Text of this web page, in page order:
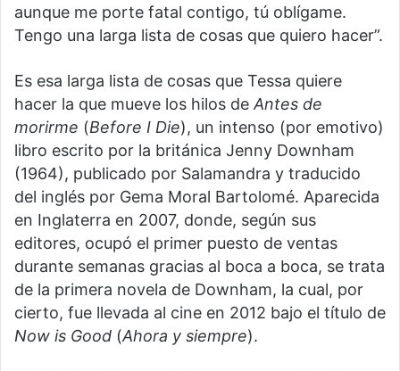
aunque me porte fatal contigo, tú oblígame.
Tengo una larga lista de cosas que quiero hacer”.
Es esa larga lista de cosas que Tessa quiere
hacer la que mueve los hilos de Antes de
morirme (Before I Die), un intenso (por emotivo)
libro escrito por la británica Jenny Downham
(1964), publicado por Salamandra y traducido
del inglés por Gema Moral Bartolomé. Aparecida
en Inglaterra en 2007, donde, según sus
editores, ocupó el primer puesto de ventas
durante semanas gracias al boca a boca, se trata
de la primera novela de Downham, la cual, por
cierto, fue llevada al cine en 2012 bajo el título de
Now is Good (Ahora y siempre).